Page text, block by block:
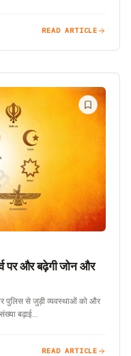
READ ARTICLE
पर और बढ़ेगी जोन और
पर पुलिस से जुड़ी व्यवस्थाओं को और
बढ़ाई…
READ ARTICLE